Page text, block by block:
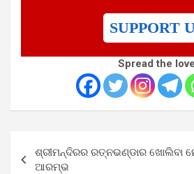
SUPPORT
Spread the love
navigation
ଶ୍ରୀମନ୍ଦିରର ରତ୍ନଭଣ୍ଡାର ଖୋଲିବା
ଆରମ୍ଭ